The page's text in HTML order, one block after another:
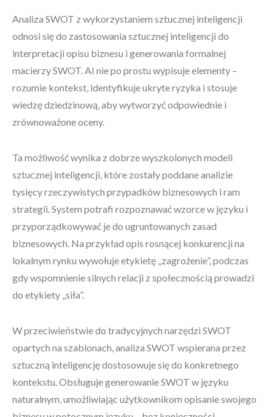
Analiza SWOT z wykorzystaniem sztucznej inteligencji
odnosi się do zastosowania sztucznej inteligencji do
interpretacji opisu biznesu i generowania formalnej
macierzy SWOT. AI nie po prostu wypisuje elementy –
rozumie kontekst, identyfikuje ukryte ryzyka i stosuje
wiedzę dziedzinową, aby wytworzyć odpowiednie i
zrównoważone oceny.
Ta możliwość wynika z dobrze wyszkolonych modeli
sztucznej inteligencji, które zostały poddane analizie
tysięcy rzeczywistych przypadków biznesowych i ram
strategii. System potrafi rozpoznawać wzorce w języku i
przyporządkowywać je do ugruntowanych zasad
biznesowych. Na przykład opis rosnącej konkurencji na
lokalnym rynku wywołuje etykietę „zagrożenie”, podczas
gdy wspomnienie silnych relacji z społecznością prowadzi
do etykiety „siła”.
W przeciwieństwie do tradycyjnych narzędzi SWOT
opartych na szablonach, analiza SWOT wspierana przez
sztuczną inteligencję dostosowuje się do konkretnego
kontekstu. Obsługuje generowanie SWOT w języku
naturalnym, umożliwiając użytkownikom opisanie swojego